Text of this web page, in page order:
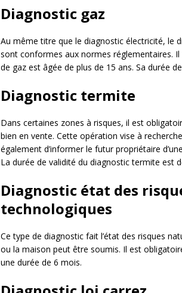
Diagnostic gaz
Au même titre que le diagnostic électricité, le
sont conformes aux normes réglementaires.
de gaz est âgée de plus de 15 ans. Sa durée
Diagnostic termite
Dans certaines zones à risques, il est
bien en vente. Cette opération vise à
également d’informer le futur propriétaire
La durée de validité du diagnostic termite est
Diagnostic état des
technologiques
Ce type de diagnostic fait l’état des risques
ou la maison peut être soumis. Il est
une durée de 6 mois.